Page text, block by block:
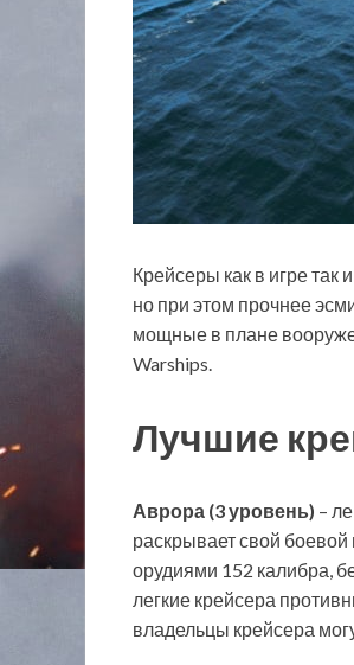
Крейсеры как в игре
но при этом прочнее
мощные в плане
Warships.
Лучшие
Аврора (3 уровень) –
раскрывает свой
орудиями 152 калибра,
легкие крейсера
владельцы крейсера